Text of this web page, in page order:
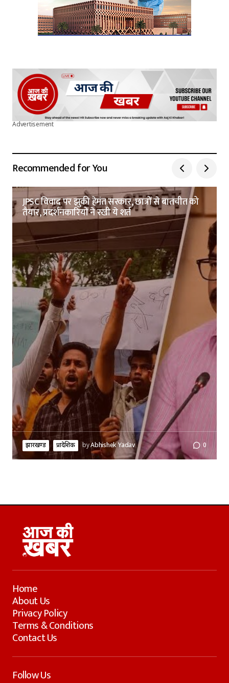
Advertisement
Recommended for You
JPSC विवाद पर झुकी हेमंत सरकार, छात्रों से बातचीत को
तैयार, प्रदर्शनकारियों ने रखी ये शर्त
झारखण्ड प्रादेशिक byAbhishek Yadav 0
Home
About Us
Privacy Policy
Terms & Conditions
Contact Us
Follow Us